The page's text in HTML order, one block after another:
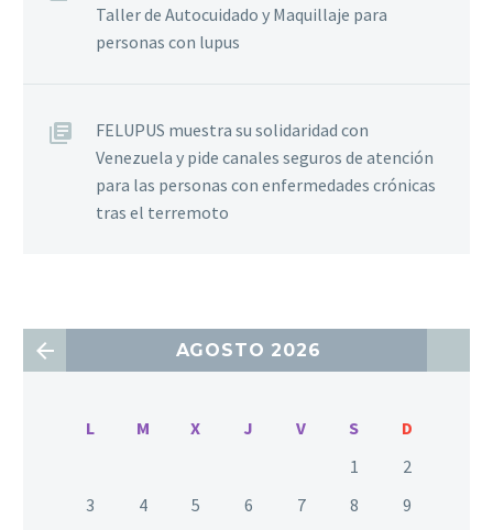
Taller de Autocuidado y Maquillaje para
personas con lupus
FELUPUS muestra su solidaridad con
Venezuela y pide canales seguros de atención
para las personas con enfermedades crónicas
tras el terremoto
AGOSTO 2026
L M X J V S
D
1
2
3
4 5 6 7 8
9